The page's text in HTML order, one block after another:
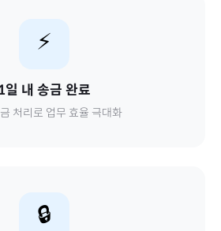
⚡
일 내 송금 완료
처리로 업무 효율 극대화
🔒